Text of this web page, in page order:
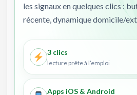
les signaux en quelques clics :
récente, dynamique domicile/
3 clics
lecture prête à l’emploi
Apps iOS & Android